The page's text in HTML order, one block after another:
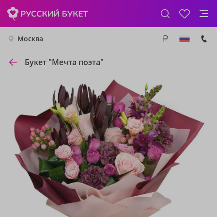
Москва
Букет "Мечта поэта"